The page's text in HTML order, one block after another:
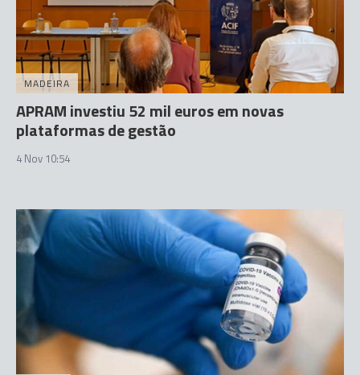
MADEIRA
APRAM investiu 52 mil euros em novas
plataformas de gestão
4 Nov 10:54